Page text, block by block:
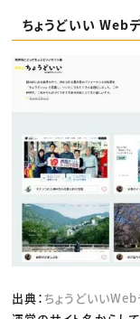
ちょうどいい Web
出典：ちょうどいい